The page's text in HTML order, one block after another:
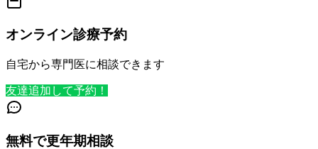
オンライン診療予約
自宅から専門医に相談できます
友達追加して予約！
無料で更年期相談